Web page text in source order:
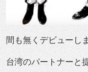
間も無くデビューし
台湾のパートナーと